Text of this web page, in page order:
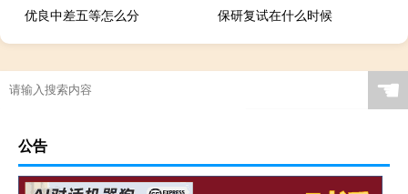
优良中差五等怎么分
保研复试在什么时候
☚
公告